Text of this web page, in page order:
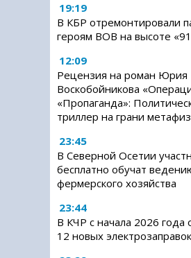
19:19
В КБР отремонтировали
героям ВОВ на высоте
12:09
Рецензия на роман Юрия
Воскобойникова
«Пропаганда»:
триллер на грани
23:45
В Северной Осетии
бесплатно обучат
фермерского хозяйства
23:44
В КЧР с начала 2026 года
12 новых электрозаправок